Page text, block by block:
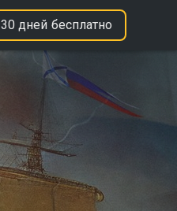
30 дней бесплатно